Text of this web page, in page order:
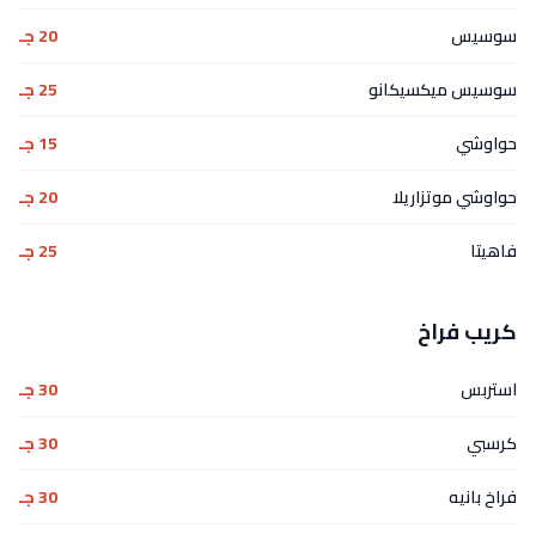
سوسيس
20 جـ
سوسيس ميكسيكانو
25 جـ
حواوشي
15 جـ
حواوشي موتزاريلا
20 جـ
فاهيتا
25 جـ
كريب فراخ
استربس
30 جـ
كرسبي
30 جـ
فراخ بانيه
30 جـ